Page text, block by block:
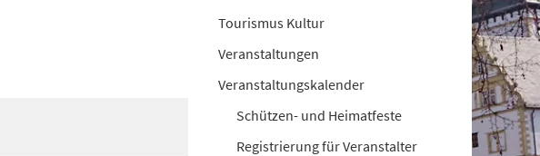
Tourismus Kultur
Veranstaltungen
Veranstaltungskalender
Schützen- und Heimatfeste
Registrierung für Veranstalter